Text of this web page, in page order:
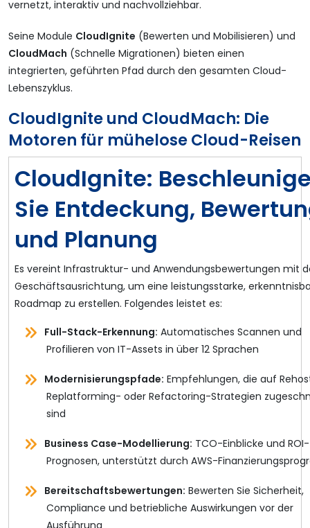
vernetzt, interaktiv und nachvollziehbar.
Seine Module CloudIgnite (Bewerten und Mobilisieren) und
CloudMach (Schnelle Migrationen) bieten einen
integrierten, geführten Pfad durch den gesamten Cloud-
Lebenszyklus.
CloudIgnite und CloudMach: Die
Motoren für mühelose Cloud-Reisen
CloudIgnite:
Sie Entdeckung,
und Planung
Es vereint Infrastruktur- und Anwendungsbewertungen mit
Geschäftsausrichtung, um eine leistungsstarke,
Roadmap zu erstellen. Folgendes leistet es:
Full-Stack-Erkennung: Automatisches Scannen und
Profilieren von IT-Assets in über 12 Sprachen
Modernisierungspfade: Empfehlungen, die auf
Replatforming- oder Refactoring-Strategien
sind
Business Case-Modellierung: TCO-Einblicke und ROI-
Prognosen, unterstützt durch AWS-
Bereitschaftsbewertungen: Bewerten Sie Sicherheit,
Compliance und betriebliche Auswirkungen vor der
Ausführung